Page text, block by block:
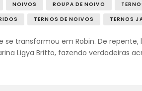
NOIVOS ROUPA DE NOIVO
TERNOS DE NOIVOS TERNOS
se transformou em Robin. De repente,
Ligya Britto, fazendo verdadeiras